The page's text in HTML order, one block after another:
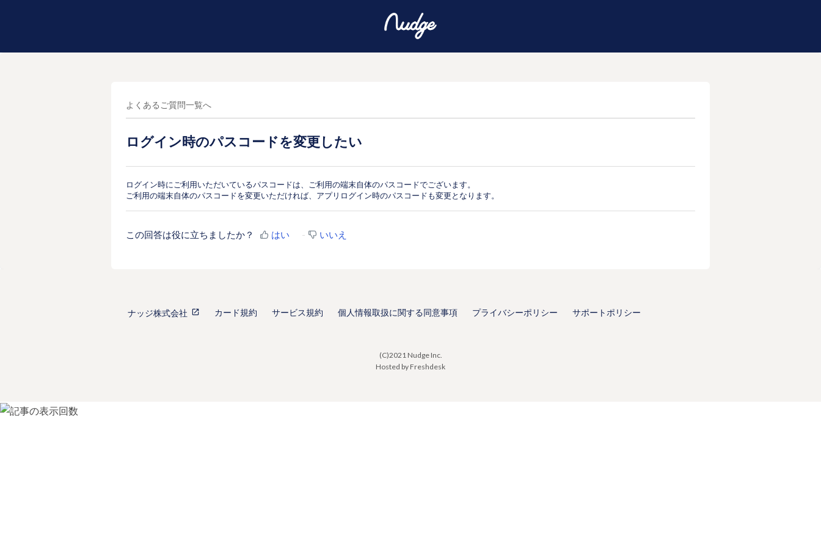
よくあるご質問一覧へ
ログイン時のパスコードを変更したい
ログイン時にご利用いただいているパスコードは、ご利用の端末自体のパスコードでございます。
ご利用の端末自体のパスコードを変更いただければ、アプリログイン時のパスコードも変更となります。
この回答は役に立ちましたか？ はい いいえ
ナッジ株式会社 カード規約 サービス規約 個人情報取扱に関する同意事項 プライバシーポリシー サポートポリシー
(C)2021 Nudge Inc.
Hosted by Freshdesk